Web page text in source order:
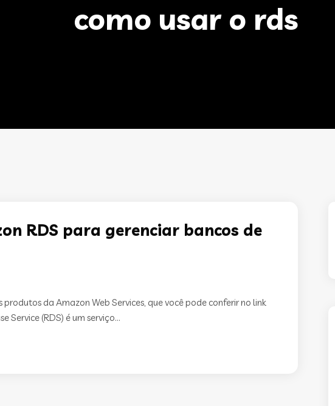
como usar o rds
RDS para gerenciar bancos de
da Amazon Web Services, que você pode conferir no link
(RDS) é um serviço...